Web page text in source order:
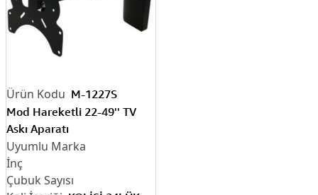
M-1227S
Mod Hareketli 22-49'' TV
Askı Aparatı